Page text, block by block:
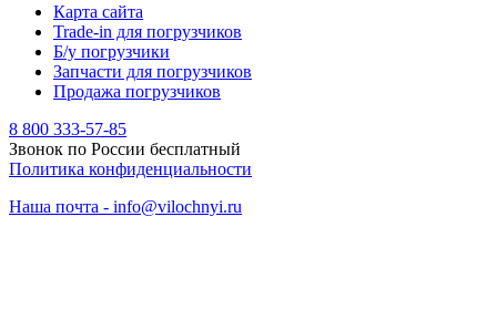
Карта сайта
Trade-in для погрузчиков
Б/у погрузчики
Запчасти для погрузчиков
Продажа погрузчиков
8 800 333-57-85
Звонок по России бесплатный
Политика конфиденциальности
Наша почта - info@vilochnyi.ru